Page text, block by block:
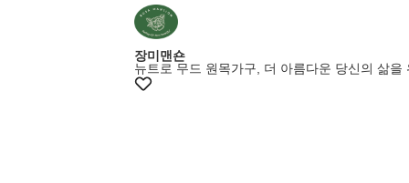
장미맨숀
뉴트로 무드 원목가구, 더 아름다운 당신의 삶을